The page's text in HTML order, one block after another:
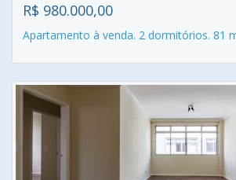
R$ 980.000,00
Apartamento à venda. 2 dormitórios. 81